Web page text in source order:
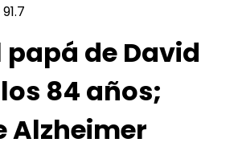
papá de David
84 años;
Alzheimer